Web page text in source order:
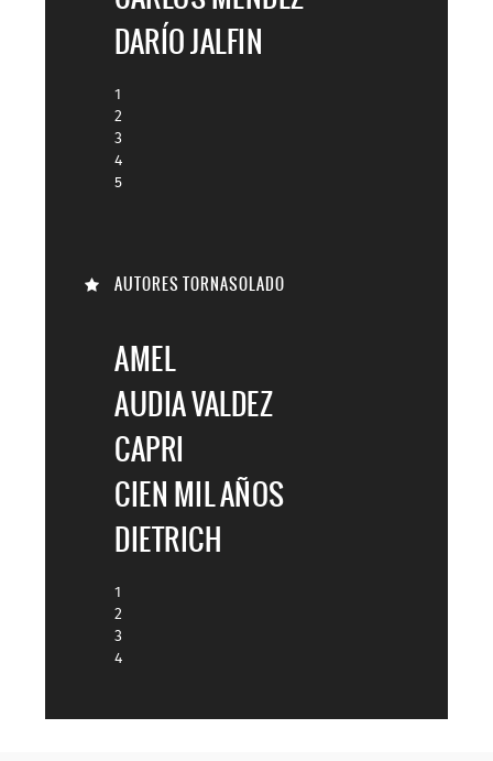
DARÍO JALFIN
1
2
3
4
5
AUTORES TORNASOLADO
AMEL
AUDIA VALDEZ
CAPRI
CIEN MIL AÑOS
DIETRICH
1
2
3
4